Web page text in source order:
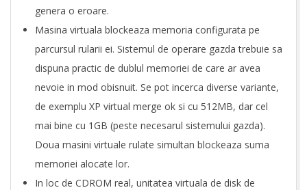
genera o eroare.
Masina virtuala blockeaza memoria configurata pe
parcursul rularii ei. Sistemul de operare gazda trebuie sa
dispuna practic de dublul memoriei de care ar avea
nevoie in mod obisnuit. Se pot incerca diverse variante,
de exemplu XP virtual merge ok si cu 512MB, dar cel
mai bine cu 1GB (peste necesarul sistemului gazda).
Doua masini virtuale rulate simultan blockeaza suma
memoriei alocate lor.
In loc de CDROM real, unitatea virtuala de disk de